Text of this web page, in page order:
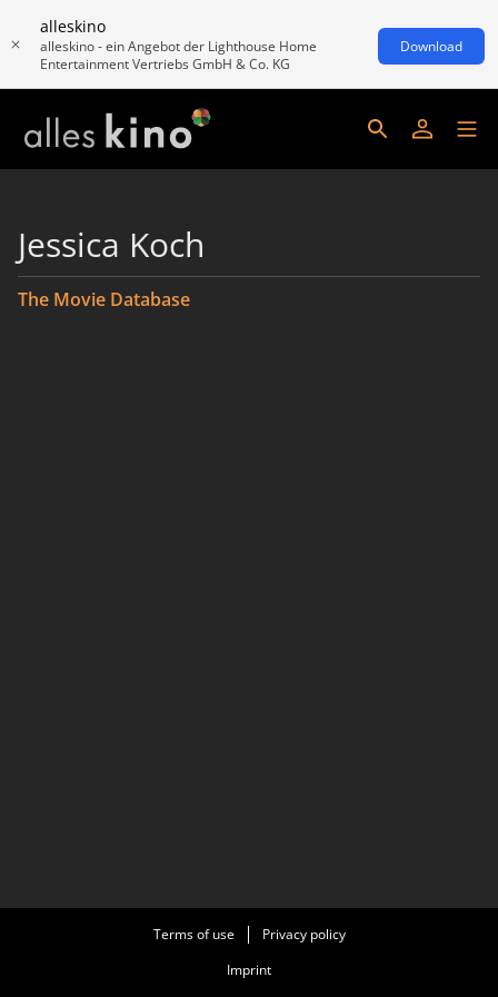
alleskino
alleskino - ein Angebot der Lighthouse Home
Entertainment Vertriebs GmbH & Co. KG
Download
Jessica Koch
The Movie Database
Terms of use
Privacy policy
Imprint